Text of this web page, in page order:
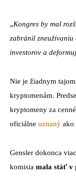
„Kongres by mal
zabránil zneužívaniu
investorov a
Nie je žiadnym
kryptomenám.
kryptomeny za
oficiálne uznaný ako
Gensler dokonca
komisia mala stáť v